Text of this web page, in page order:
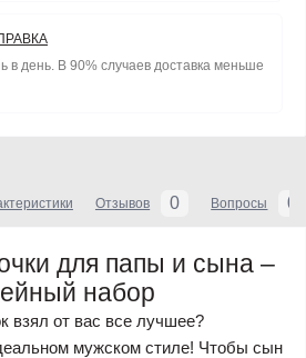
в день. В 90% случаев доставка меньше
Отзывов 0 Вопросы 0
для папы и сына –
набор
взял от вас все лучшее?
мужском стиле! Чтобы сын